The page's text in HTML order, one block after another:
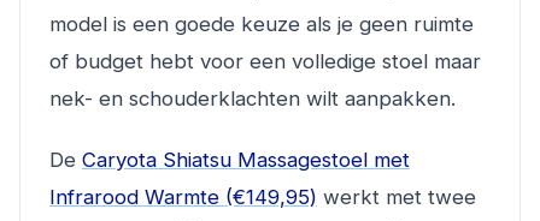
model is een goede keuze als je geen ruimte
of budget hebt voor een volledige stoel maar
nek- en schouderklachten wilt aanpakken.
De Caryota Shiatsu Massagestoel met
Infrarood Warmte (€149,95) werkt met twee